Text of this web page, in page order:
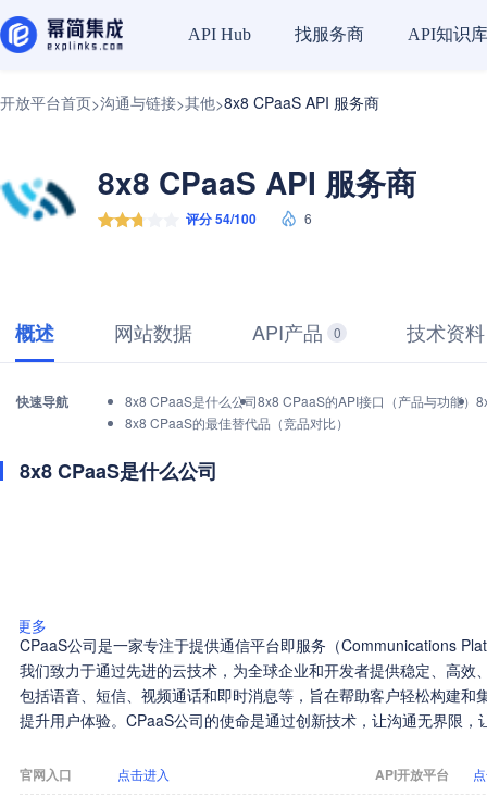
API Hub 找服务商 API知识库
开放平台首页>沟通与链接>其他>8x8 CPaaS API 服务商
8x8 CPaaS API 服务商
评分 54/100 6
概述 网站数据 API产品 0 技术资料
快速导航 8x8 CPaaS是什么公司8x8 CPaaS的API接口（产品与功能）
8x8 CPaaS的最佳替代品（竞品对比）
8x8 CPaaS是什么公司
更多
CPaaS公司是一家专注于提供通信平台即服务（Communications
我们致力于通过先进的云技术，为全球企业和开发者提供稳定、高效
包括语音、短信、视频通话和即时消息等，旨在帮助客户轻松构建和
提升用户体验。CPaaS公司的使命是通过创新技术，让沟通无界限，
官网入口 点击进入 API开放平台